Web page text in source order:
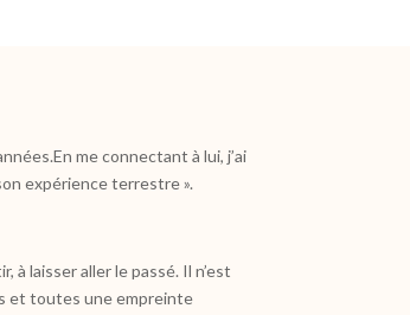
me connectant à lui, j’ai
expérience terrestre ».
à laisser aller le passé. Il n’est
et toutes une empreinte